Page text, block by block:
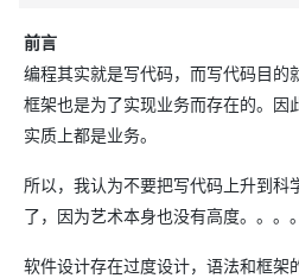
前言
编程其实就是写代码，而写代码目的
框架也是为了实现业务而存在的。因
实质上都是业务。
所以，我认为不要把写代码上升到科
了，因为艺术本身也没有高度。。。。
软件设计存在过度设计，语法和框架